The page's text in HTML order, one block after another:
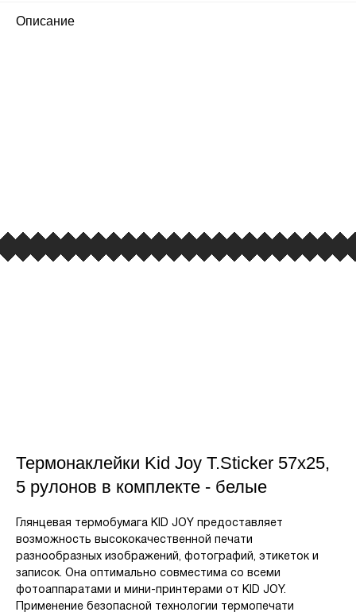
Описание
Термонаклейки Kid Joy T.Sticker 57x25,
5 рулонов в комплекте - белые
Глянцевая термобумага KID JOY предоставляет
возможность высококачественной печати
разнообразных изображений, фотографий, этикеток и
записок. Она оптимально совместима со всеми
фотоаппаратами и мини-принтерами от KID JOY.
Применение безопасной технологии термопечати